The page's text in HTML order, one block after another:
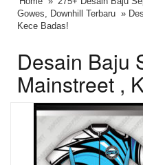
Gowes, Downhill Terbaru »
Kece Badas!
Desain Baju
Mainstreet ,